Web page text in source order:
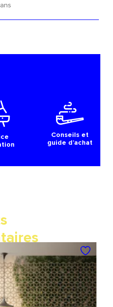
Conseils et
guide d’achat